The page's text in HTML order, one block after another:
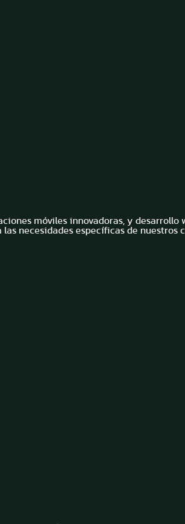
móviles innovadoras, y
necesidades específicas de nuestros